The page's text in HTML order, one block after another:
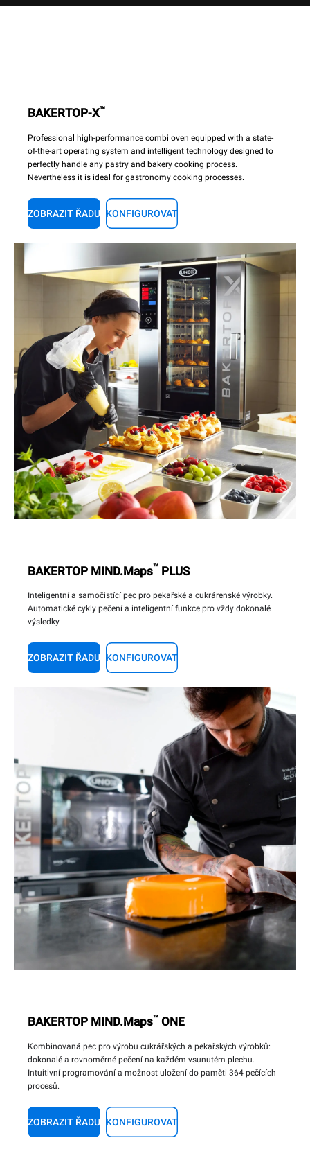
BAKERTOP-X™
Professional high-performance combi oven equipped with a state-
of-the-art operating system and intelligent technology designed to
perfectly handle any pastry and bakery cooking process.
Nevertheless it is ideal for gastronomy cooking processes.
ZOBRAZIT ŘADU KONFIGUROVAT
BAKERTOP MIND.Maps™ PLUS
Inteligentní a samočistící pec pro pekařské a cukrárenské výrobky.
Automatické cykly pečení a inteligentní funkce pro vždy dokonalé
výsledky.
ZOBRAZIT ŘADU KONFIGUROVAT
BAKERTOP MIND.Maps™ ONE
Kombinovaná pec pro výrobu cukrářských a pekařských výrobků:
dokonalé a rovnoměrné pečení na každém vsunutém plechu.
Intuitivní programování a možnost uložení do paměti 364 pečících
procesů.
ZOBRAZIT ŘADU KONFIGUROVAT